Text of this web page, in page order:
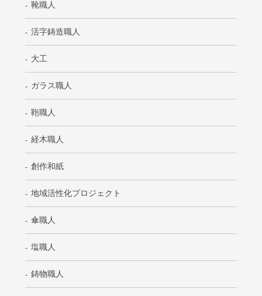
靴職人
活字鋳造職人
大工
ガラス職人
鞄職人
経木職人
創作和紙
地域活性化プロジェクト
傘職人
塩職人
鋳物職人